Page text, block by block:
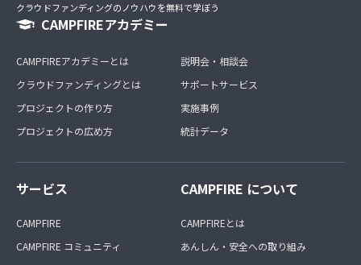
クラウドファンディングのノウハウを無料で学ぼう
CAMPFIREアカデミー
CAMPFIREアカデミーとは
クラウドファンディングとは
プロジェクトの作り方
プロジェクトの広め方
説明会・相談会
サポートサービス
実施事例
統計データ
サービス
CAMPFIRE
CAMPFIRE コミュニティ
CAMPFIRE について
CAMPFIREとは
あんしん・安全への取り組み